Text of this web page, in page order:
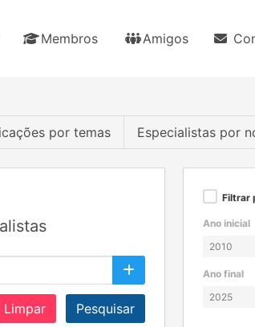
Membros Amigos
por temas Especialistas por
Limpar Pesquisar
Filtrar
Ano inicial
Ano final